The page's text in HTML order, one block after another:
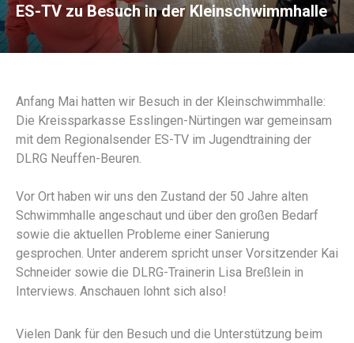
ES-TV zu Besuch in der Kleinschwimmhalle
Anfang Mai hatten wir Besuch in der Kleinschwimmhalle:
Die Kreissparkasse Esslingen-Nürtingen war gemeinsam
mit dem Regionalsender ES-TV im Jugendtraining der
DLRG Neuffen-Beuren.
Vor Ort haben wir uns den Zustand der 50 Jahre alten
Schwimmhalle angeschaut und über den großen Bedarf
sowie die aktuellen Probleme einer Sanierung
gesprochen. Unter anderem spricht unser Vorsitzender Kai
Schneider sowie die DLRG-Trainerin Lisa Breßlein in
Interviews. Anschauen lohnt sich also!
Vielen Dank für den Besuch und die Unterstützung beim